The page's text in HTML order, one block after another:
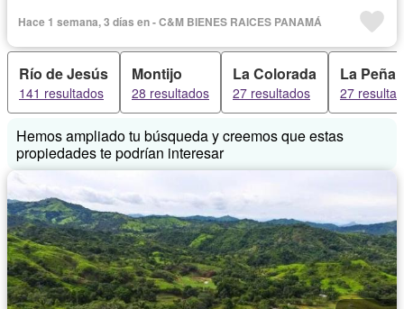
Hace 1 semana, 3 días en - C&M BIENES RAICES PANAMÁ
Río de Jesús
141 resultados
Montijo
28 resultados
La Colorada
27 resultados
La Peña
27
Hemos ampliado tu búsqueda y creemos que estas
propiedades te podrían interesar